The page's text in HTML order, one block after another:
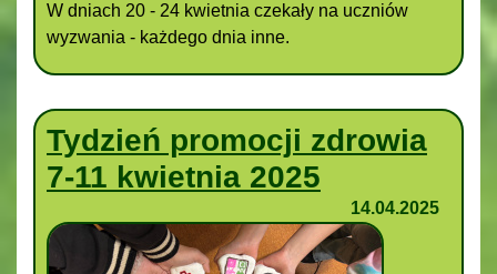
W dniach 20 - 24 kwietnia czekały na uczniów
wyzwania - każdego dnia inne.
Tydzień promocji zdrowia
7-11 kwietnia 2025
14.04.2025